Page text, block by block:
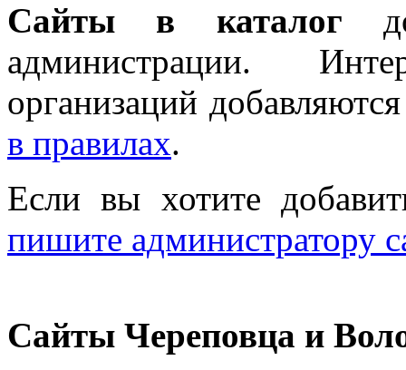
Сайты в каталог
администрации.
организаций
в правилах.
Если вы хотите
пишите администратору
Сайты Череповца и